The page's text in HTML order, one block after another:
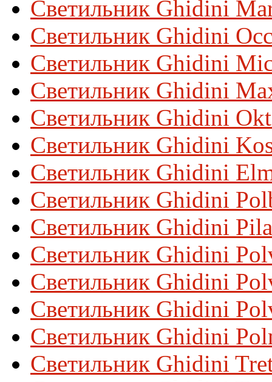
Светильник Ghidini
Светильник Ghidini
Светильник Ghidini
Светильник Ghidini
Светильник Ghidini
Светильник Ghidini
Светильник Ghidini
Светильник Ghidini
Светильник Ghidini Pila
Светильник Ghidini
Светильник Ghidini
Светильник Ghidini
Светильник Ghidini
Светильник Ghidini